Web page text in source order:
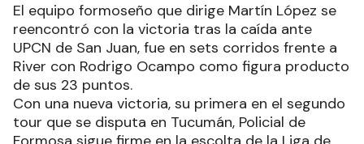
El equipo formoseño que dirige Martín López se
reencontró con la victoria tras la caída ante
UPCN de San Juan, fue en sets corridos frente a
River con Rodrigo Ocampo como figura producto
de sus 23 puntos.
Con una nueva victoria, su primera en el segundo
tour que se disputa en Tucumán, Policial de